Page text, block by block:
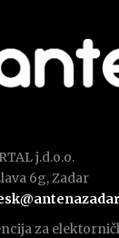
j.d.o.o.
6g, Zadar
za